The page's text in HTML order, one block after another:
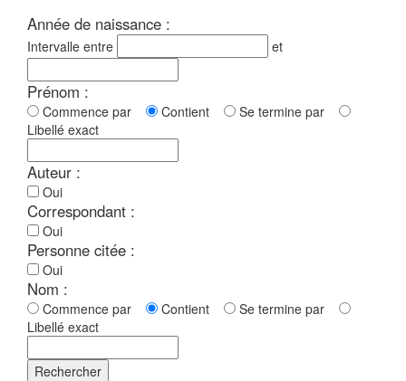
Année de naissance :
Intervalle entre et
Prénom :
Commence par Contient
Se termine par
Libellé exact
Auteur :
Oui
Correspondant :
Oui
Personne citée :
Oui
Nom :
Commence par Contient
Se termine par
Libellé exact
Rechercher